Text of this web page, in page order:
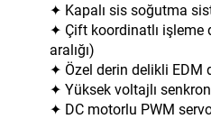
✦ Kapalı sis soğutma
✦ Çift koordinatlı işleme
aralığı)
✦ Özel derin delikli EDM
✦ Yüksek voltajlı
✦ DC motorlu PWM